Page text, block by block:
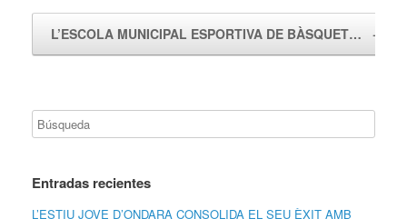
L’ESCOLA MUNICIPAL ESPORTIVA DE BÀSQUET… →
Entradas recientes
L’ESTIU JOVE D’ONDARA CONSOLIDA EL SEU ÈXIT AMB